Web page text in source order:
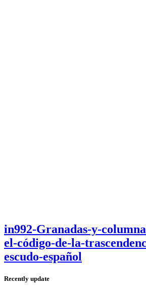
in992-Granadas-y-
el-código-de-la-
escudo-español
Recently update